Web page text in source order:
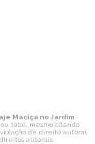
Maciça no Jardim
total, mesmo citando
de direito autoral
autorais.